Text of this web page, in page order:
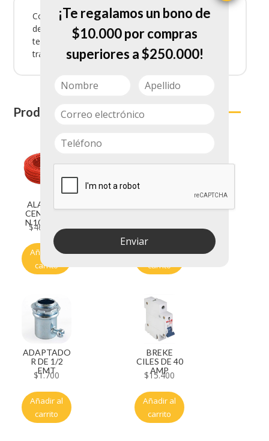
Coaxial Rg-6 X 100 Mts. Negro es un cable coaxial
de alta calidad, perfecto para conexiones de
televisión y sistemas de video. Garantiza
transmisión estable y duradera.
Productos relacionados
ALAMBRE
CENTELSA
N 10 ROJO
$460.700
Añadir al
carrito
$460.700
Añadir al
carrito
ADAPTADO
R DE 1/2
EMT
$1.700
Añadir al
carrito
BREKE
CILES DE 40
AMP
$15.400
Añadir al
carrito
¡Te regalamos un bono de
$10.000 por compras
superiores a $250.000!
Enviar